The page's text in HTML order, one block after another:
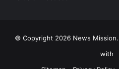
© Copyright 2026 News
with